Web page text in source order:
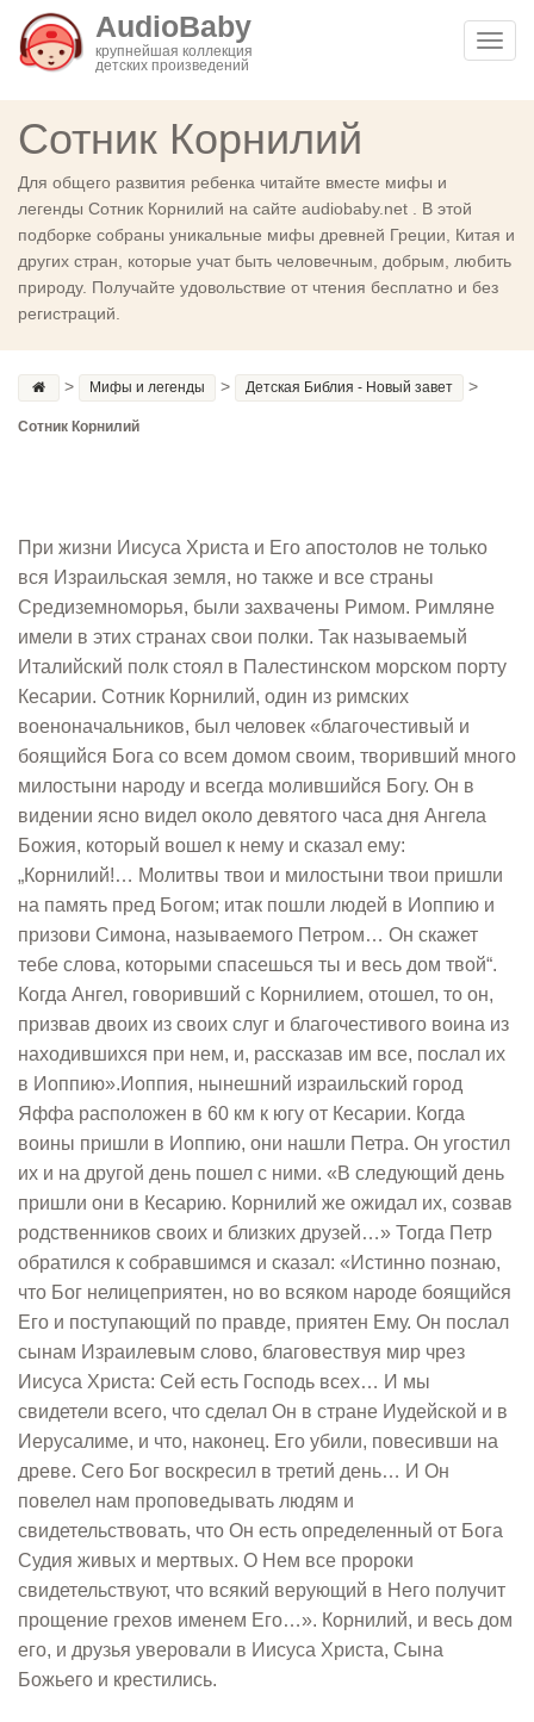
AudioBaby
крупнейшая коллекция
детских произведений
Сотник Корнилий
Для общего развития ребенка читайте вместе мифы и
легенды Сотник Корнилий на сайте audiobaby.net . В этой
подборке собраны уникальные мифы древней Греции, Китая и
других стран, которые учат быть человечным, добрым, любить
природу. Получайте удовольствие от чтения бесплатно и без
регистраций.
> Мифы и легенды > Детская Библия - Новый завет >
Сотник Корнилий
При жизни Иисуса Христа и Его апостолов не только
вся Израильская земля, но также и все страны
Средиземноморья, были захвачены Римом. Римляне
имели в этих странах свои полки. Так называемый
Италийский полк стоял в Палестинском морском порту
Кесарии. Сотник Корнилий, один из римских
военоначальников, был человек «благочестивый и
боящийся Бога со всем домом своим, творивший много
милостыни народу и всегда молившийся Богу. Он в
видении ясно видел около девятого часа дня Ангела
Божия, который вошел к нему и сказал ему:
„Корнилий!… Молитвы твои и милостыни твои пришли
на память пред Богом; итак пошли людей в Иоппию и
призови Симона, называемого Петром… Он скажет
тебе слова, которыми спасешься ты и весь дом твой“.
Когда Ангел, говоривший с Корнилием, отошел, то он,
призвав двоих из своих слуг и благочестивого воина из
находившихся при нем, и, рассказав им все, послал их
в Иоппию».Иоппия, нынешний израильский город
Яффа расположен в 60 км к югу от Кесарии. Когда
воины пришли в Иоппию, они нашли Петра. Он угостил
их и на другой день пошел с ними. «В следующий день
пришли они в Кесарию. Корнилий же ожидал их, созвав
родственников своих и близких друзей…» Тогда Петр
обратился к собравшимся и сказал: «Истинно познаю,
что Бог нелицеприятен, но во всяком народе боящийся
Его и поступающий по правде, приятен Ему. Он послал
сынам Израилевым слово, благовествуя мир чрез
Иисуса Христа: Сей есть Господь всех… И мы
свидетели всего, что сделал Он в стране Иудейской и в
Иерусалиме, и что, наконец. Его убили, повесивши на
древе. Сего Бог воскресил в третий день… И Он
повелел нам проповедывать людям и
свидетельствовать, что Он есть определенный от Бога
Судия живых и мертвых. О Нем все пророки
свидетельствуют, что всякий верующий в Него получит
прощение грехов именем Его…». Корнилий, и весь дом
его, и друзья уверовали в Иисуса Христа, Сына
Божьего и крестились.